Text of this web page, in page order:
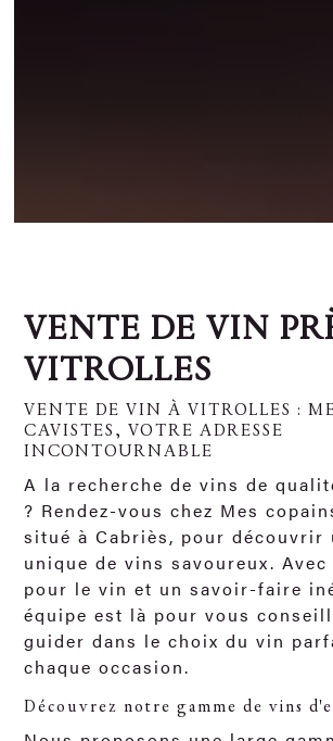
VENTE DE VIN
VITROLLES
VENTE DE VIN À VITROLLES :
CAVISTES, VOTRE ADRESSE
INCONTOURNABLE
A la recherche de vins de
? Rendez-vous chez Mes
situé à Cabriès, pour découvrir
unique de vins savoureux. Avec
pour le vin et un savoir-faire
équipe est là pour vous
guider dans le choix du vin
chaque occasion.
Découvrez notre gamme de vins